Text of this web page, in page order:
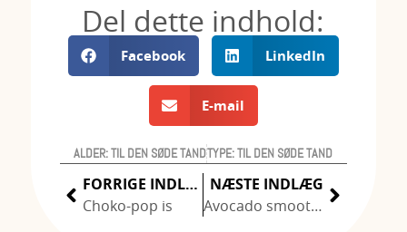
Del dette indhold:
Facebook LinkedIn
E-mail
ALDER:TIL DEN SØDE TANDTYPE:TIL DEN SØDE TAND
FORRIGE INDLÆG
Choko-pop is
NÆSTE INDLÆG
Avocado smoothie til baby